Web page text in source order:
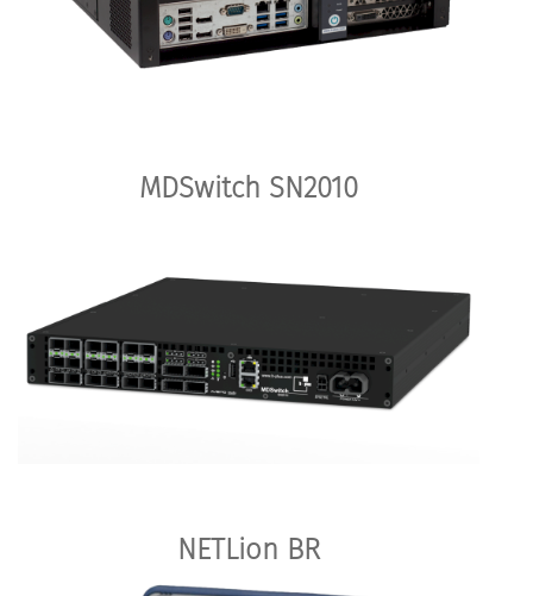
MDSwitch SN2010
NETLion BR